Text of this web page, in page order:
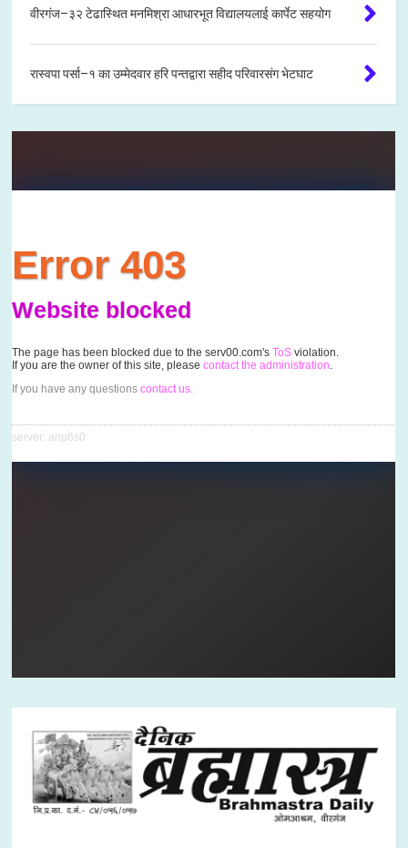
वीरगंज–३२ टेढास्थित मनमिश्रा आधारभूत विद्यालयलाई कार्पेट सहयोग
रास्वपा पर्सा–१ का उम्मेदवार हरि पन्तद्वारा सहीद परिवारसंग भेटघाट